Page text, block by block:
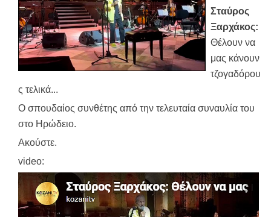
Σταύρος
Ξαρχάκος:
Θέλουν να
μας κάνουν
τζογαδόρου
ς τελικά...
Ο σπουδαίος συνθέτης από την τελευταία συναυλία του
στο Ηρώδειο.
Ακούστε.
video: